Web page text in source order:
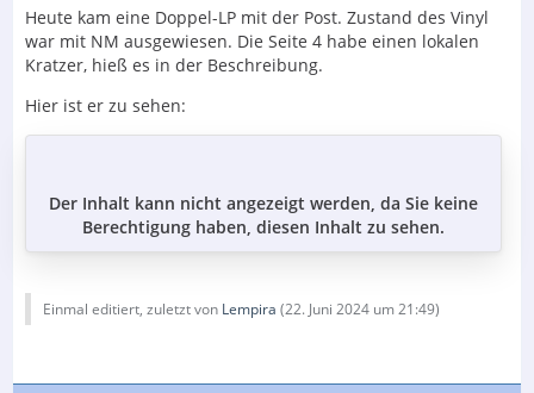
Heute kam eine Doppel-LP mit der Post. Zustand des Vinyl
war mit NM ausgewiesen. Die Seite 4 habe einen lokalen
Kratzer, hieß es in der Beschreibung.
Hier ist er zu sehen:
Der Inhalt kann nicht angezeigt werden, da Sie keine
Berechtigung haben, diesen Inhalt zu sehen.
Einmal editiert, zuletzt von Lempira (22. Juni 2024 um 21:49)